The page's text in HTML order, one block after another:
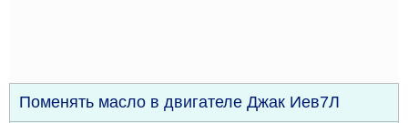
Поменять масло в двигателе Джак Иев7Л